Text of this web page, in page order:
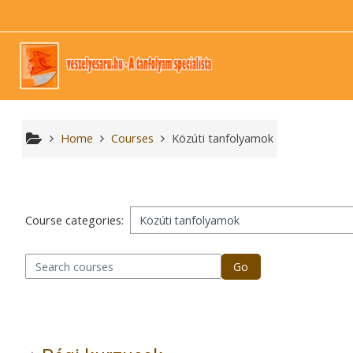
Home Courses Közúti tanfolyamok
Course categories:
courses
Go